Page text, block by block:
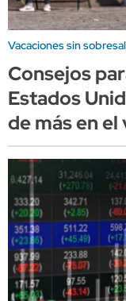
Vacaciones sin
Consejos
Estados
de más en el